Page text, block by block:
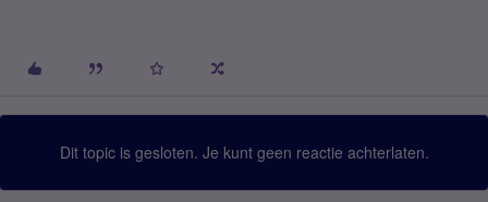
Dit topic is gesloten. Je kunt geen reactie achterlaten.